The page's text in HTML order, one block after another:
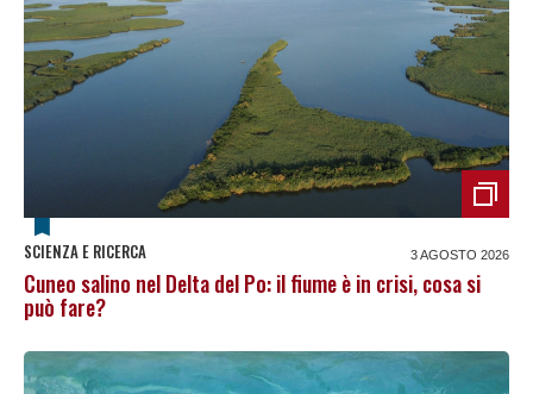
SCIENZA E RICERCA 3 AGOSTO 2026
Cuneo salino nel Delta del Po: il fiume è in crisi, cosa si
può fare?